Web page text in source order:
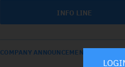
INFO LINE
COMPANY ANNOUNCEMENTS